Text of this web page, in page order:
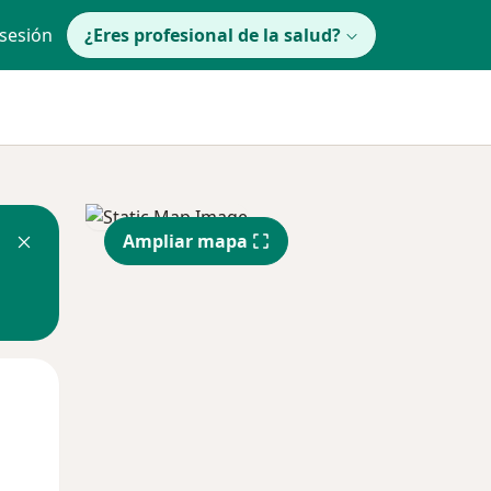
¿Eres profesional de la salud?
Ampliar mapa